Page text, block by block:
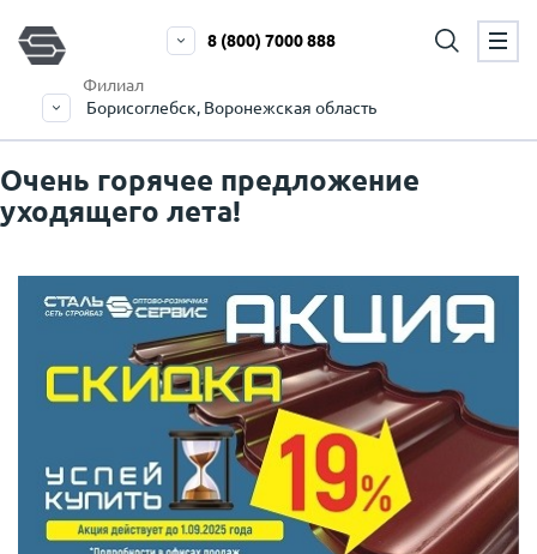
Филиал
Борисоглебск, Воронежская область
8 (800) 7000 888
Очень горячее предложение
уходящего лета!